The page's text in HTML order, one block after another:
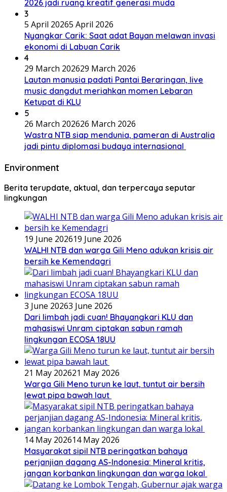
2026 jadi ruang kreatif generasi muda
3
5 April 20265 April 2026
Nyangkar Carik: Saat adat Bayan melawan invasi
ekonomi di Labuan Carik
4
29 March 202629 March 2026
Lautan manusia padati Pantai Beraringan, live
music dangdut meriahkan momen Lebaran
Ketupat di KLU
5
26 March 202626 March 2026
Wastra NTB siap mendunia, pameran di Australia
jadi pintu diplomasi budaya internasional
Environment
Berita terupdate, aktual, dan terpercaya seputar
lingkungan
19 June 202619 June 2026
WALHI NTB dan warga Gili Meno adukan krisis air
bersih ke Kemendagri
3 June 20263 June 2026
Dari limbah jadi cuan! Bhayangkari KLU dan
mahasiswi Unram ciptakan sabun ramah
lingkungan ECOSA 18UU
21 May 202621 May 2026
Warga Gili Meno turun ke laut, tuntut air bersih
lewat pipa bawah laut
14 May 202614 May 2026
Masyarakat sipil NTB peringatkan bahaya
perjanjian dagang AS-Indonesia: Mineral kritis,
jangan korbankan lingkungan dan warga lokal